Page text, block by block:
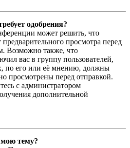
одобрения?
может решить, что
просмотра перед
Возможно также, что
вас в группу пользователей,
по его или её мнению, должны
просмотрены перед отправкой.
с администратором
дополнительной
тему?